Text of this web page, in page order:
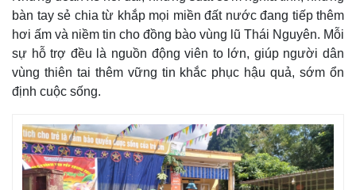
bàn tay sẻ chia từ khắp mọi miền đất nước đang tiếp thêm
hơi ấm và niềm tin cho đồng bào vùng lũ Thái Nguyên. Mỗi
sự hỗ trợ đều là nguồn động viên to lớn, giúp người dân
vùng thiên tai thêm vững tin khắc phục hậu quả, sớm ổn
định cuộc sống.